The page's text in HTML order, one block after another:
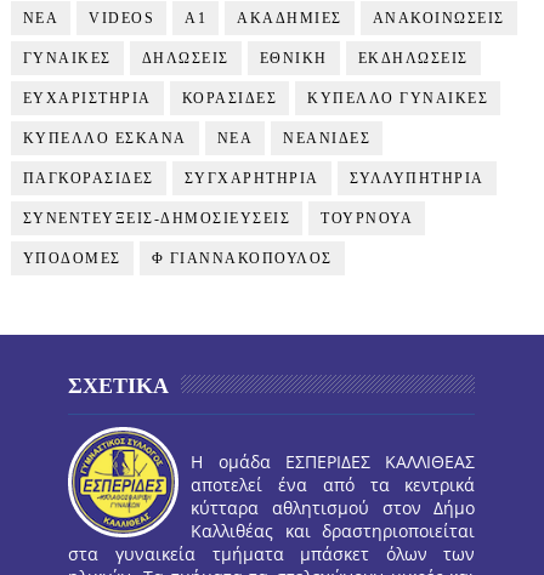
NEA VIDEOS Α1 ΑΚΑΔΗΜΙΕΣ ΑΝΑΚΟΙΝΩΣΕΙΣ
ΓΥΝΑΙΚΕΣ ΔΗΛΩΣΕΙΣ ΕΘΝΙΚΗ ΕΚΔΗΛΩΣΕΙΣ
ΕΥΧΑΡΙΣΤΗΡΙΑ ΚΟΡΑΣΙΔΕΣ ΚΥΠΕΛΛΟ ΓΥΝΑΙΚΕΣ
ΚΥΠΕΛΛΟ ΕΣΚΑΝΑ ΝΕΑ ΝΕΑΝΙΔΕΣ
ΠΑΓΚΟΡΑΣΙΔΕΣ ΣΥΓΧΑΡΗΤΗΡΙΑ ΣΥΛΛΥΠΗΤΗΡΙΑ
ΣΥΝΕΝΤΕΥΞΕΙΣ-ΔΗΜΟΣΙΕΥΣΕΙΣ ΤΟΥΡΝΟΥΑ
ΥΠΟΔΟΜΕΣ Φ ΓΙΑΝΝΑΚΟΠΟΥΛΟΣ
ΣΧΕΤΙΚΑ
Η ομάδα ΕΣΠΕΡΙΔΕΣ ΚΑΛΛΙΘΕΑΣ
αποτελεί ένα από τα κεντρικά
κύτταρα αθλητισμού στον Δήμο
Καλλιθέας και δραστηριοποιείται
στα γυναικεία τμήματα μπάσκετ όλων των